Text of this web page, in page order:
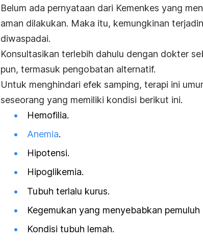
Belum ada pernyataan dari Kemenkes yang
aman dilakukan. Maka itu, kemungkinan
diwaspadai.
Konsultasikan terlebih dahulu dengan dokter
pun, termasuk pengobatan alternatif.
Untuk menghindari efek samping, terapi ini
seseorang yang memiliki kondisi berikut ini.
Hemofilia.
Anemia.
Hipotensi.
Hipoglikemia.
Tubuh terlalu kurus.
Kegemukan yang menyebabkan
Kondisi tubuh lemah.